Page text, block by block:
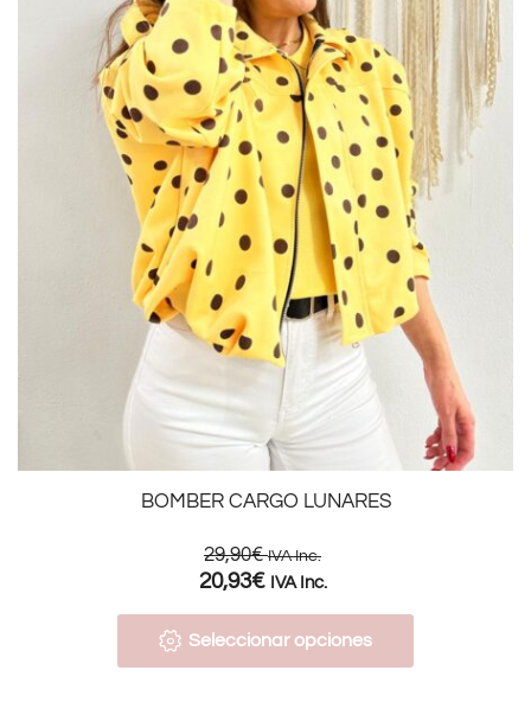
BOMBER CARGO LUNARES
29,90€ IVA Inc.
20,93€ IVA Inc.
Seleccionar opciones